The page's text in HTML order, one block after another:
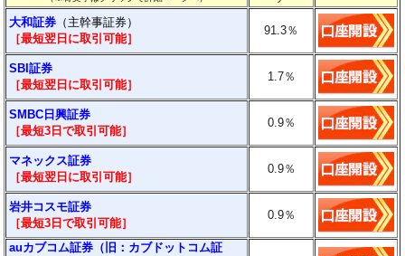
大和証券 （主幹事証券）
［最短翌日に取引可能］
91.3％
SBI証券
［最短翌日に取引可能］
1.7％
SMBC日興証券
［最短3日で取引可能］
0.9％
マネックス証券
［最短翌日に取引可能］
0.9％
岩井コスモ証券
［最短3日で取引可能］
0.9％
auカブコム証券（旧：カブドットコム証